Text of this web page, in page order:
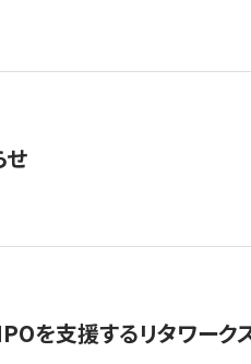
せ
を支援するリタワー